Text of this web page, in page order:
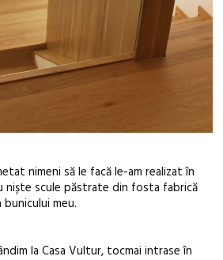
nimeni să le facă le-am realizat în
niște scule păstrate din fosta fabrică
meu.
la Casa Vultur, tocmai intrase în